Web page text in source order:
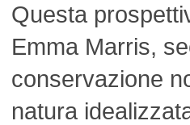
Questa
Emma Marris,
conservazione
natura